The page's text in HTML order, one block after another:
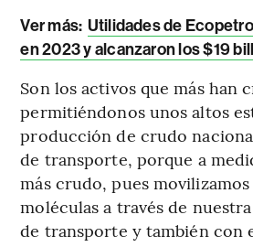
Ver más: Utilidades de
en 2023 y alcanzaron los $19
Son los activos que más han
permitiéndonos unos altos
producción de crudo
de transporte, porque a
más crudo, pues movilizamos
moléculas a través de
de transporte y también con